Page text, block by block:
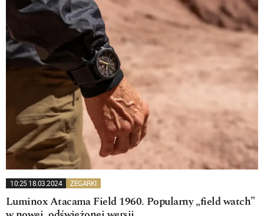
10:25 18.03.2024 ZEGARKI
Luminox Atacama Field 1960. Popularny „field watch”